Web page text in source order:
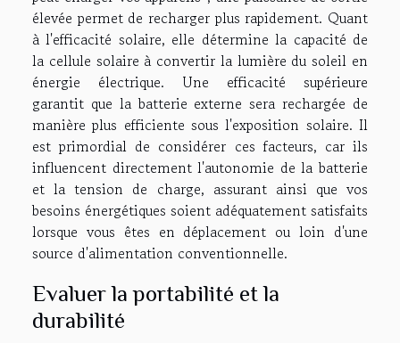
élevée permet de recharger plus rapidement. Quant
à l'efficacité solaire, elle détermine la capacité de
la cellule solaire à convertir la lumière du soleil en
énergie électrique. Une efficacité supérieure
garantit que la batterie externe sera rechargée de
manière plus efficiente sous l'exposition solaire. Il
est primordial de considérer ces facteurs, car ils
influencent directement l'autonomie de la batterie
et la tension de charge, assurant ainsi que vos
besoins énergétiques soient adéquatement satisfaits
lorsque vous êtes en déplacement ou loin d'une
source d'alimentation conventionnelle.
Evaluer la portabilité et la
durabilité